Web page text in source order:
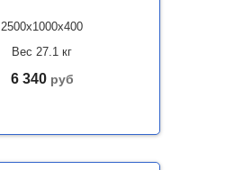
2500x1000x400
Вес 27.1 кг
6 340 руб